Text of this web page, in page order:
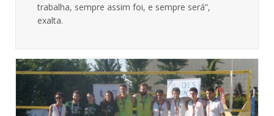
trabalha, sempre assim foi, e sempre será”,
exalta.